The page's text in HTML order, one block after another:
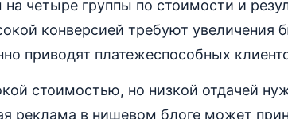
на четыре группы по стоимости и
конверсией требуют увеличения
приводят платежеспособных
стоимостью, но низкой отдачей
реклама в нишевом блоге может